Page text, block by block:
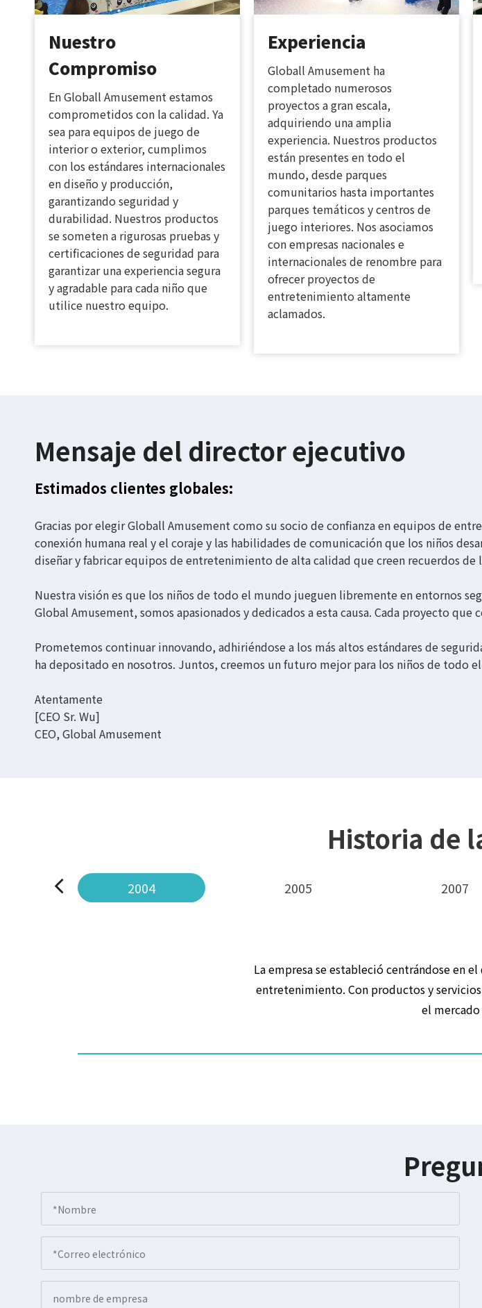
Nuestro
Compromiso
En Globall Amusement estamos
comprometidos con la calidad. Ya
sea para equipos de juego de
interior o exterior, cumplimos
con los estándares internacionales
en diseño y producción,
garantizando seguridad y
durabilidad. Nuestros productos
se someten a rigurosas pruebas y
certificaciones de seguridad para
garantizar una experiencia segura
y agradable para cada niño que
utilice nuestro equipo.
Experiencia
Globall Amusement ha
completado numerosos
proyectos a gran escala,
adquiriendo una amplia
experiencia. Nuestros productos
están presentes en todo el
mundo, desde parques
comunitarios hasta importantes
parques temáticos y centros de
juego interiores. Nos asociamos
con empresas nacionales e
internacionales de renombre para
ofrecer proyectos de
entretenimiento altamente
aclamados.
Mensaje del director ejecutivo
Estimados clientes globales:
Gracias por elegir Globall Amusement como su socio de confianza en equipos de
conexión humana real y el coraje y las habilidades de comunicación que los niños
diseñar y fabricar equipos de entretenimiento de alta calidad que creen recuerdos de
Nuestra visión es que los niños de todo el mundo jueguen libremente en entornos
Global Amusement, somos apasionados y dedicados a esta causa. Cada proyecto
Prometemos continuar innovando, adhiriéndose a los más altos estándares de
ha depositado en nosotros. Juntos, creemos un futuro mejor para los niños de todo
Atentamente
[CEO Sr. Wu]
CEO, Global Amusement
Historia de
2004 2005 2007
La empresa se estableció centrándose en
entretenimiento. Con productos y
el